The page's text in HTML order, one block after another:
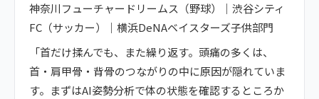
神奈川フューチャードリームス（野球）｜渋谷シティ
FC（サッカー）｜横浜DeNAベイスターズ子供部門
「首だけ揉んでも、また繰り返す。頭痛の多くは、
首・肩甲骨・背骨のつながりの中に原因が隠れていま
す。まずはAI姿勢分析で体の状態を確認するところか